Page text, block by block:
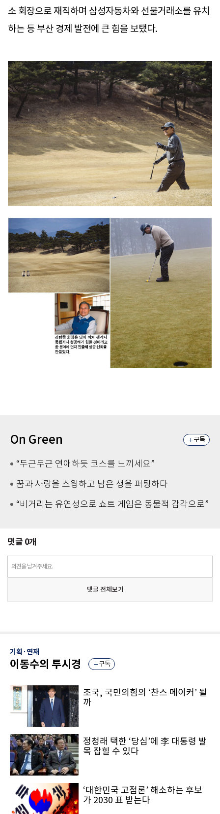
소 회장으로 재직하며 삼성자동차와 선물거래소를 유치
하는 등 부산 경제 발전에 큰 힘을 보탰다.
On Green 구독
“두근두근 연애하듯 코스를 느끼세요”
꿈과 사랑을 스윙하고 남은 생을 퍼팅하다
“비거리는 유연성으로 쇼트 게임은 동물적 감각으로”
댓글 0개
의견을 남겨주세요.
댓글 전체보기
기획·연재
이동수의 투시경 구독
조국, 국민의힘의 ‘찬스 메이커’ 될
까
정청래 택한 ‘당심’에 李 대통령 발
목 잡힐 수 있다
‘대한민국 고점론’ 해소하는 후보
가 2030 표 받는다